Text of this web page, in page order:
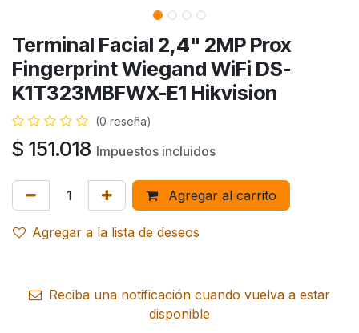
Terminal Facial 2,4" 2MP Prox
Fingerprint Wiegand WiFi DS-
K1T323MBFWX-E1 Hikvision
(0 reseña)
$ 151.018 Impuestos incluidos
Agregar al carrito
Agregar a la lista de deseos
Reciba una notificación cuando vuelva a estar
disponible